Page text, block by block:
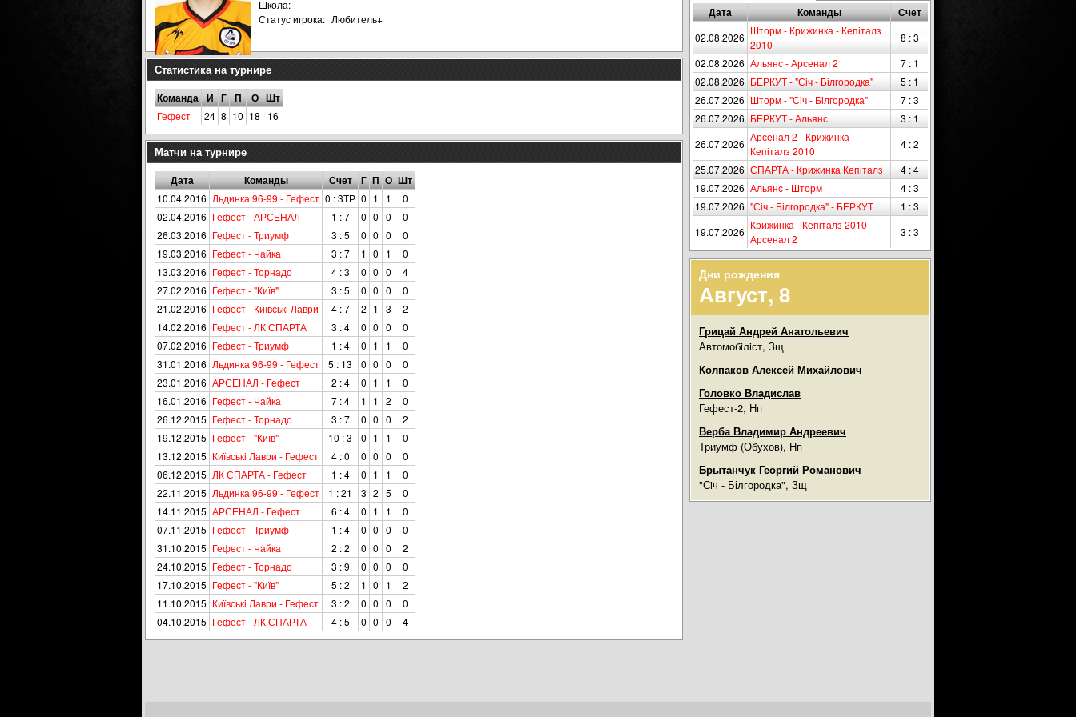
Дата Команды Счет
02.08.2026
Шторм - Крижинка - Кепіталз
2010
8 : 3
02.08.2026 Альянс - Арсенал 2
7 : 1
02.08.2026 БЕРКУТ - "Сiч - Білгородка"
5 : 1
26.07.2026 Шторм - "Сiч - Білгородка"
7 : 3
26.07.2026 БЕРКУТ - Альянс
3 : 1
26.07.2026
Арсенал 2 - Крижинка -
Кепіталз 2010
4 : 2
25.07.2026 СПАРТА - Крижинка Кепіталз
4 : 4
19.07.2026 Альянс - Шторм
4 : 3
19.07.2026 "Сiч - Білгородка" - БЕРКУТ
1 : 3
19.07.2026
Крижинка - Кепіталз 2010 -
Арсенал 2
3 : 3
Дни рождения
Август, 8
Грицай Андрей Анатольевич
Автомобiлiст, Зщ
Колпаков Алексей Михайлович
Головко Владислав
Гефест-2, Нп
Верба Владимир Андреевич
Триумф (Обухов), Нп
Брытанчук Георгий Романович
"Сiч - Білгородка", Зщ
Школа:
Статус игрока: Любитель+
Статистика на турнире
Команда И Г П О Шт
Гефест 24 8 10 18 16
Матчи на турнире
Дата Команды Счет Г П О Шт
10.04.2016 Льдинка 96-99 - Гефест 0 : 3ТР 0 1 1
0
02.04.2016 Гефест - АРСЕНАЛ 1 : 7 0 0 0
0
26.03.2016 Гефест - Триумф 3 : 5 0 0 0
0
19.03.2016 Гефест - Чайка 3 : 7 1 0 1
0
13.03.2016 Гефест - Торнадо 4 : 3 0 0 0
4
27.02.2016 Гефест - "Київ" 3 : 5 0 0 0
0
21.02.2016 Гефест - Київськi Лаври 4 : 7 2 1 3
2
14.02.2016 Гефест - ЛК СПАРТА 3 : 4 0 0 0
0
07.02.2016 Гефест - Триумф 1 : 4 0 1 1
0
31.01.2016 Льдинка 96-99 - Гефест 5 : 13 0 0 0
0
23.01.2016 АРСЕНАЛ - Гефест 2 : 4 0 1 1
0
16.01.2016 Гефест - Чайка 7 : 4 1 1 2
0
26.12.2015 Гефест - Торнадо 3 : 7 0 0 0
2
19.12.2015 Гефест - "Київ" 10 : 3 0 1 1
0
13.12.2015 Київськi Лаври - Гефест 4 : 0 0 0 0
0
06.12.2015 ЛК СПАРТА - Гефест 1 : 4 0 1 1
0
22.11.2015 Льдинка 96-99 - Гефест 1 : 21 3 2 5
0
14.11.2015 АРСЕНАЛ - Гефест 6 : 4 0 1 1
0
07.11.2015 Гефест - Триумф 1 : 4 0 0 0
0
31.10.2015 Гефест - Чайка 2 : 2 0 0 0
2
24.10.2015 Гефест - Торнадо 3 : 9 0 0 0
0
17.10.2015 Гефест - "Київ" 5 : 2 1 0 1
2
11.10.2015 Київськi Лаври - Гефест 3 : 2 0 0 0
0
04.10.2015 Гефест - ЛК СПАРТА 4 : 5 0 0 0 4